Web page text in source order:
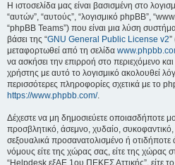
Η ιστοσελίδα μας είναι βασισμένη στο
“αυτών”, “αυτούς”, “λογισμικό phpBB”,
“phpBB Teams”) που είναι μια λύση
βάσει της “GNU General Public License v2”
μεταφορτωθεί από τη σελίδα
να ασκήσει την επιρροή στο περιεχόμενο
χρήστης με αυτό το λογισμικό ακολουθεί
περισσότερες πληροφορίες σχετικά με το
https://www.phpbb.com/.
Δέχεστε να μη δημοσιεύετε οποιασδήποτε
προσβλητικό, άσεμνο, χυδαίο, συκοφαντικό,
σεξουαλικά προσανατολισμένο ή
νόμους είτε της χώρας σας, είτε της χώρας
“Helpdesk εξΑΕ 1ου ΠΕΚΕΣ Αττικής”, είτε